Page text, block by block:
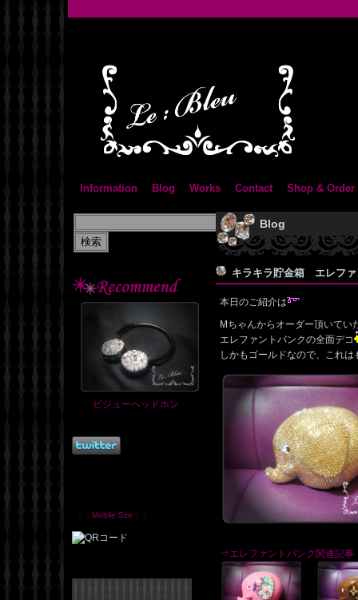
Information Blog Works Contact Shop & Order
ビジューヘッドホン
：：Mobile Site：：
Blog
キラキラ貯金箱 エレフ
本日のご紹介は
Mちゃんからオーダー頂いてい
エレファントバンクの全面デコ
しかもゴールドなので、これは
⇒エレファントバンク関連記事